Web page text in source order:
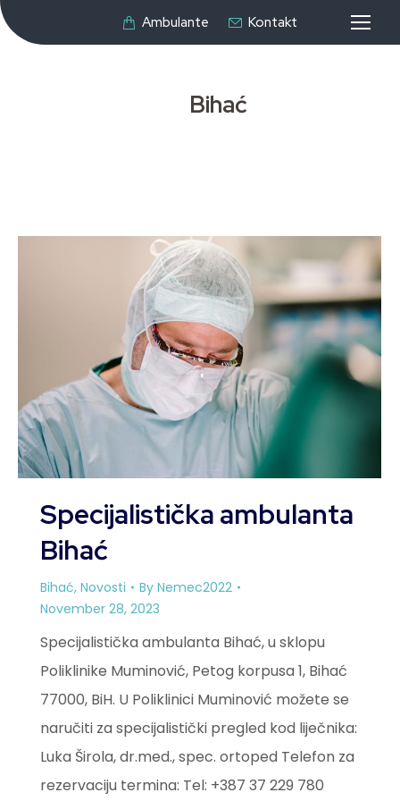
Ambulante Kontakt
Bihać
Specijalistička ambulanta
Bihać
Bihać, Novosti By Nemec2022
November 28, 2023
Specijalistička ambulanta Bihać, u sklopu
Poliklinike Muminović, Petog korpusa 1, Bihać
77000, BiH. U Poliklinici Muminović možete se
naručiti za specijalistički pregled kod liječnika:
Luka Širola, dr.med., spec. ortoped Telefon za
rezervaciju termina: Tel: +387 37 229 780